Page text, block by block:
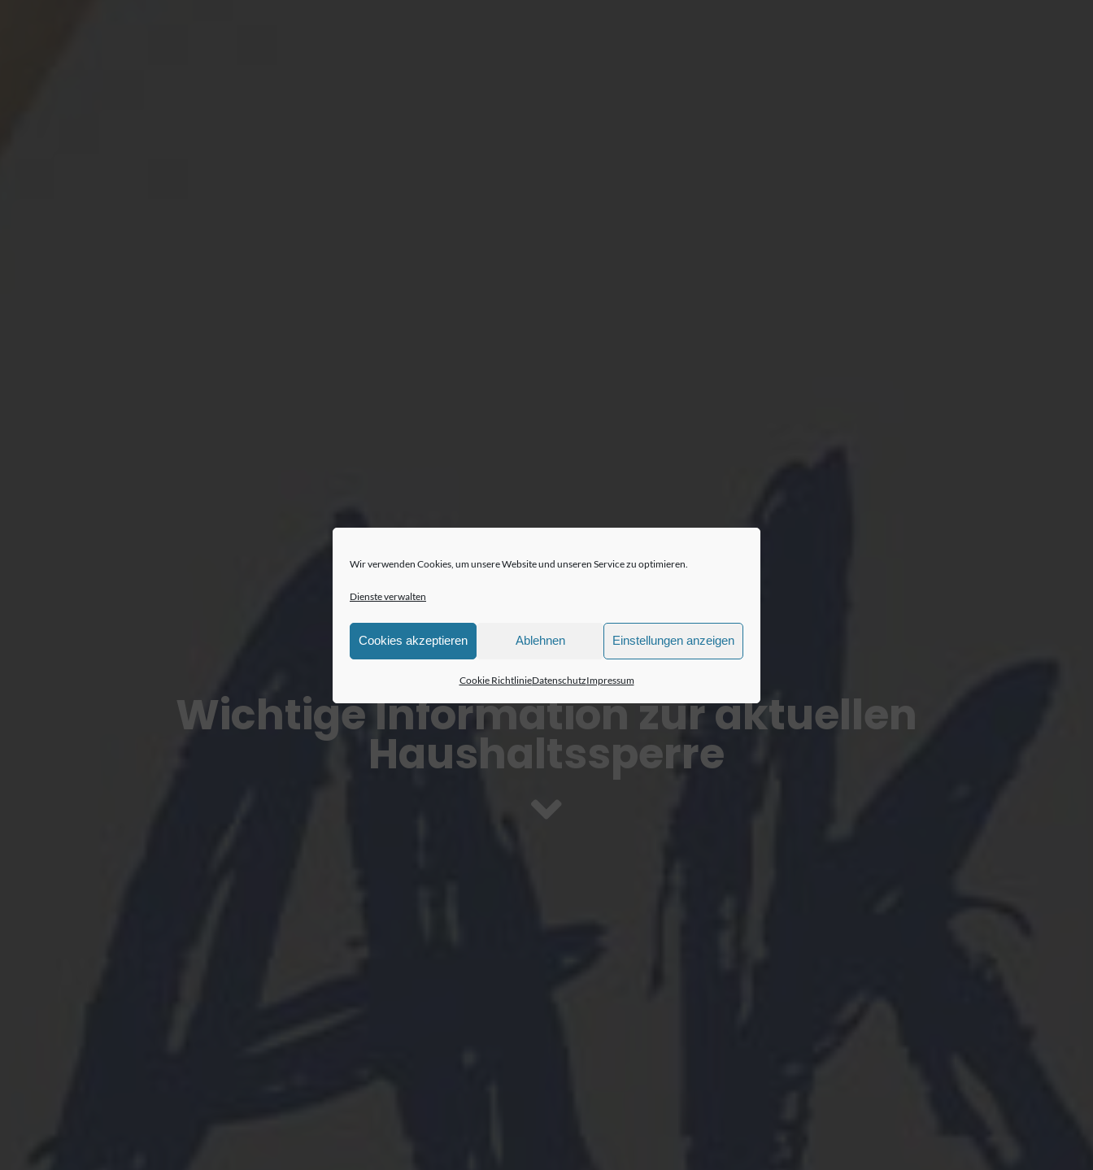
Wir verwenden Cookies, um unsere Website und unseren Service zu optimieren.
Dienste verwalten
Cookies akzeptieren Ablehnen Einstellungen anzeigen
Cookie RichtlinieDatenschutzImpressum
Wichtige Information zur aktuellen
Haushaltssperre